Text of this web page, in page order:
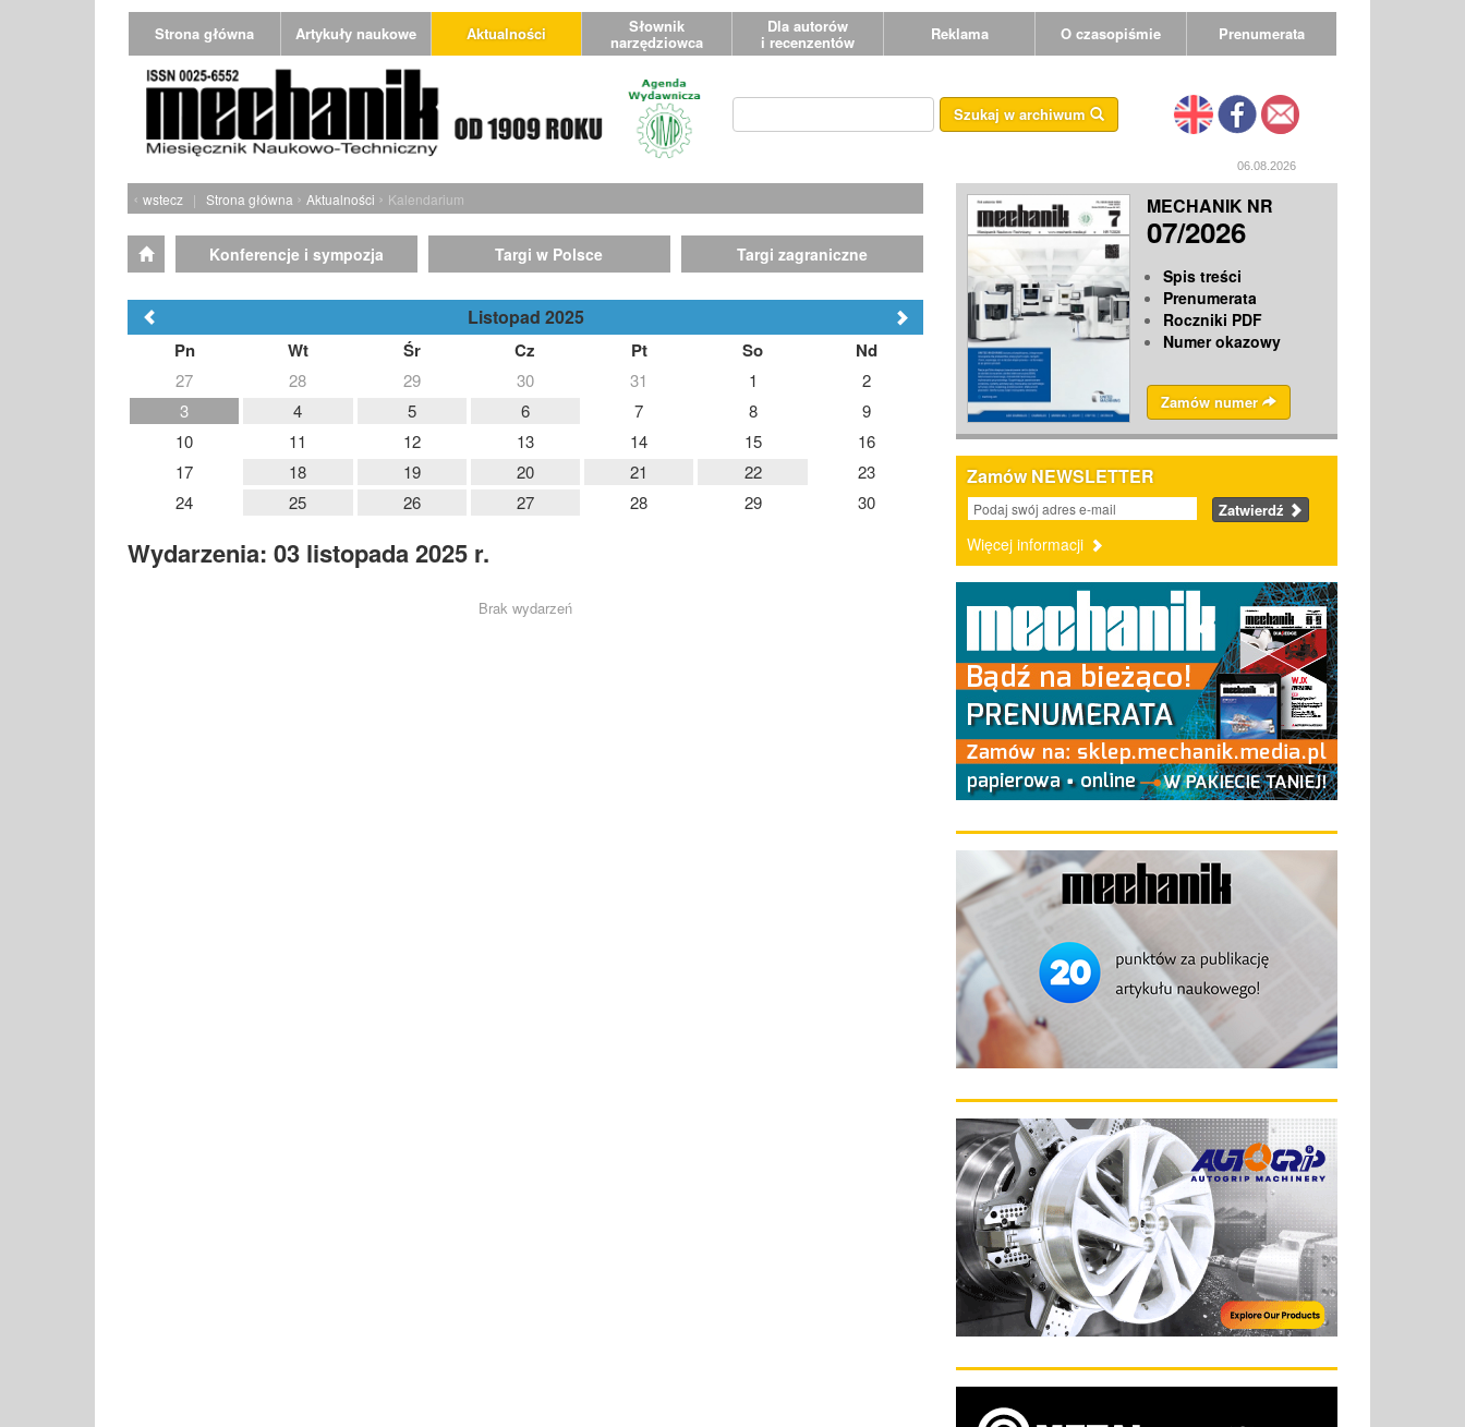
Strona główna Artykuły naukowe Aktualności Słownik
narzędziowca
Dla autorów
i recenzentów Reklama O czasopiśmie Prenumerata
Szukaj w archiwum
06.08.2026
‹ wstecz | Strona główna › Aktualności › Kalendarium
Konferencje i sympozja Targi w Polsce Targi zagraniczne
Listopad 2025
Pn Wt Śr Cz Pt So Nd
27 28 29 30 31 1
2
3
4 5 6 7 8
9
10
11 12 13 14 15
16
17
18 19 20 21 22
23
24
25 26 27 28 29 30
Wydarzenia: 03 listopada 2025 r.
Brak wydarzeń
MECHANIK NR
07/2026
Spis treści
Prenumerata
Roczniki PDF
Numer okazowy
Zamów numer
Zamów NEWSLETTER
Zatwierdź
Więcej informacji